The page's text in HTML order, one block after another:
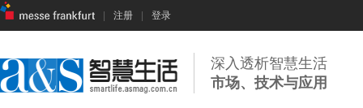
注册 登录
深入透析智慧生活
市场、技术与应用